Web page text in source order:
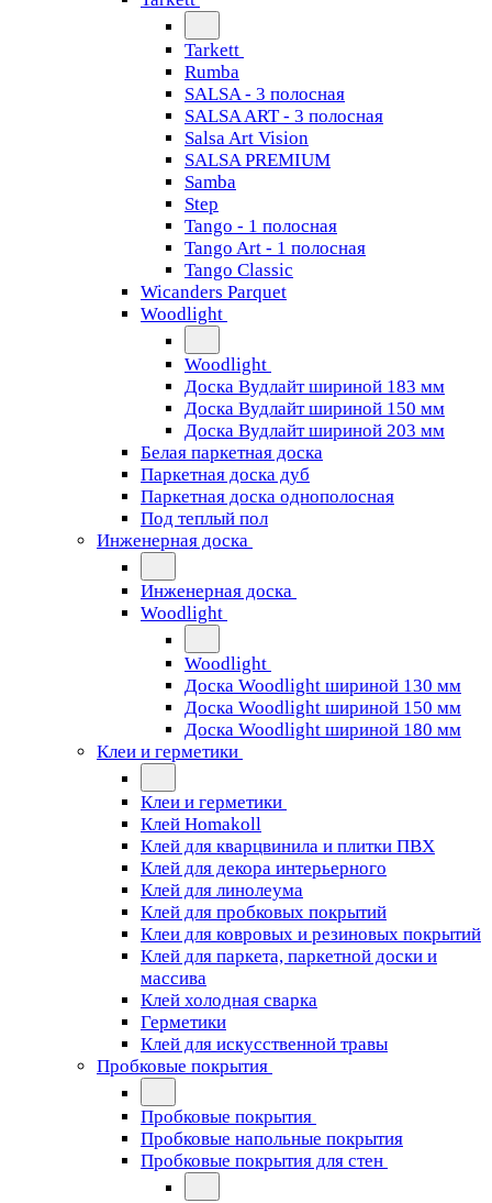
Tarkett
Rumba
SALSA - 3 полосная
SALSA ART - 3 полосная
Salsa Art Vision
SALSA PREMIUM
Samba
Step
Tango - 1 полосная
Tango Art - 1 полосная
Tango Classiс
Wicanders Parquet
Woodlight
Woodlight
Доска Вудлайт шириной 183 мм
Доска Вудлайт шириной 150 мм
Доска Вудлайт шириной 203 мм
Белая паркетная доска
Паркетная доска дуб
Паркетная доска однополосная
Под теплый пол
Инженерная доска
Инженерная доска
Woodlight
Woodlight
Доска Woodlight шириной 130 мм
Доска Woodlight шириной 150 мм
Доска Woodlight шириной 180 мм
Клеи и герметики
Клеи и герметики
Клей Homakoll
Клей для кварцвинила и плитки ПВХ
Клей для декора интерьерного
Клей для линолеума
Клей для пробковых покрытий
Клеи для ковровых и резиновых покрытий
Клей для паркета, паркетной доски и
массива
Клей холодная сварка
Герметики
Клей для искусственной травы
Пробковые покрытия
Пробковые покрытия
Пробковые напольные покрытия
Пробковые покрытия для стен